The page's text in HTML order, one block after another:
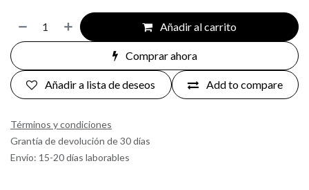
Añadir al carrito
Comprar ahora
Add to compare
Añadir a lista de deseos
Términos y condiciones
Grantía de devolución de 30 días
Envío: 15-20 días laborables